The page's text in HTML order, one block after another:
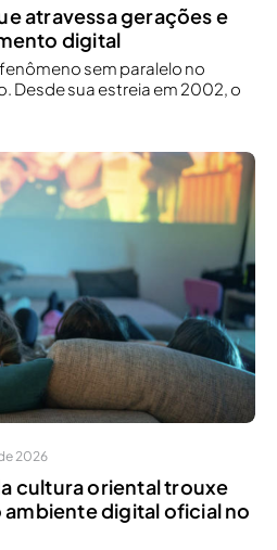
atravessa gerações e
digital
sem paralelo no
Desde sua estreia em 2002, o
2026
cultura oriental trouxe
ambiente digital oficial no